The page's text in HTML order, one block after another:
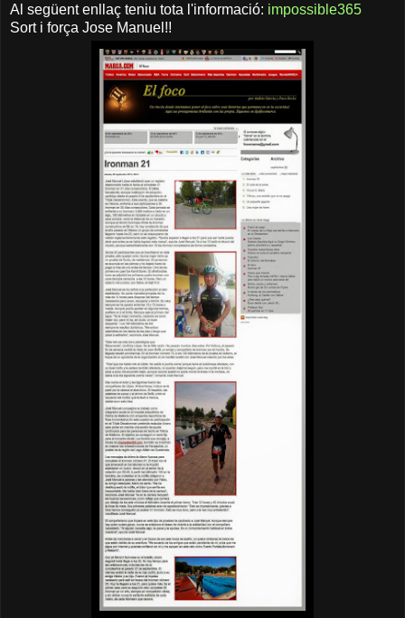
Al següent enllaç teniu tota l'informació: impossible365
Sort i força Jose Manuel!!